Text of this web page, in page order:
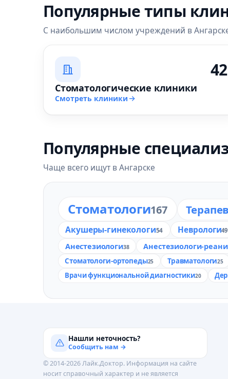
Популярные типы
С наибольшим числом учреждений в
42
Стоматологические клиники
Смотреть клиники
Популярные
Чаще всего ищут в Ангарске
Стоматологи167
Акушеры-гинекологи54 Неврологи49
Анестезиологи38 Анестезиологи-
Стоматологи-ортопеды25 Травматологи25
Врачи функциональной диагностики20
Нашли неточность?
Сообщить нам →
© 2014-2026 Лайк.Доктор. Информация на сайте
носит справочный характер и не является